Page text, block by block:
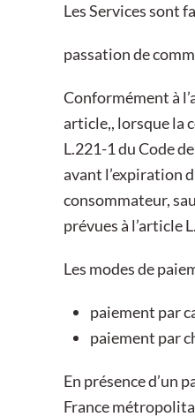
Les Services sont
passation de
Conformément à
article,, lorsque la
L.221-1 du Code
avant l’expiration
consommateur,
prévues à l’article
Les modes de
paiement par
paiement par
En présence d’un
France